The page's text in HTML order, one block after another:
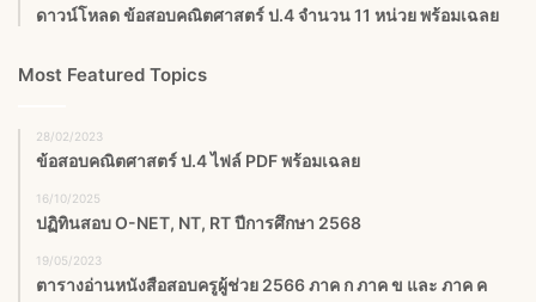
ดาวน์โหลด ข้อสอบคณิตศาสตร์ ป.4 จำนวน 11 หน่วย พร้อมเฉลย
Most Featured Topics
28/02/2023
ข้อสอบคณิตศาสตร์ ป.4 ไฟล์ PDF พร้อมเฉลย
16/10/2025
ปฏิทินสอบ O-NET, NT, RT ปีการศึกษา 2568
19/05/2023
ตารางอ่านหนังสือสอบครูผู้ช่วย 2566 ภาค ก ภาค ข และ ภาค ค